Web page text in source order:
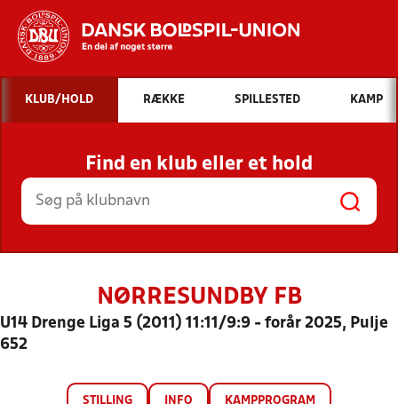
Hvad vil du søge efter?
INDHOLD OG NYHEDER
STILLINGER, RESULTATER, KLUBBER OG
HOLD
KLUB/HOLD RÆKKE SPILLESTED KAMP
Find en klub eller et hold
NØRRESUNDBY FB
U14 Drenge Liga 5 (2011) 11:11/9:9 - forår 2025, Pulje
652
STILLING INFO KAMPPROGRAM